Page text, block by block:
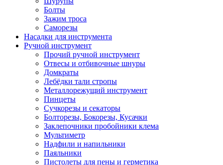
Болты
Зажим троса
Саморезы
Насадки для инструмента
Ручной инструмент
Прочий ручной инструмент
Отвесы и отбивочные шнуры
Домкраты
Лебёдки тали стропы
Металлорежущий инструмент
Пинцеты
Сучкорезы и секаторы
Болторезы, Бокорезы, Кусачки
Заклепочники пробойники клема
Мультиметр
Надфили и напильники
Паяльники
Пистолеты для пены и герметика